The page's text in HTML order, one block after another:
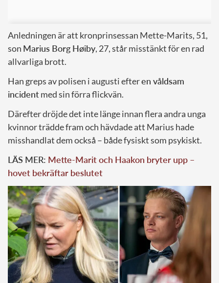
Anledningen är att kronprinsessan Mette-Marits, 51,
son Marius Borg Høiby, 27, står misstänkt för en rad
allvarliga brott.
Han greps av polisen i augusti efteren våldsam
incidentmed sin förra flickvän.
Därefter dröjde det inte länge innan flera andra unga
kvinnor trädde fram och hävdade att Marius hade
misshandlat dem också – både fysiskt som psykiskt.
LÄS MER: Mette-Marit och Haakon bryter upp –
hovet bekräftar beslutet